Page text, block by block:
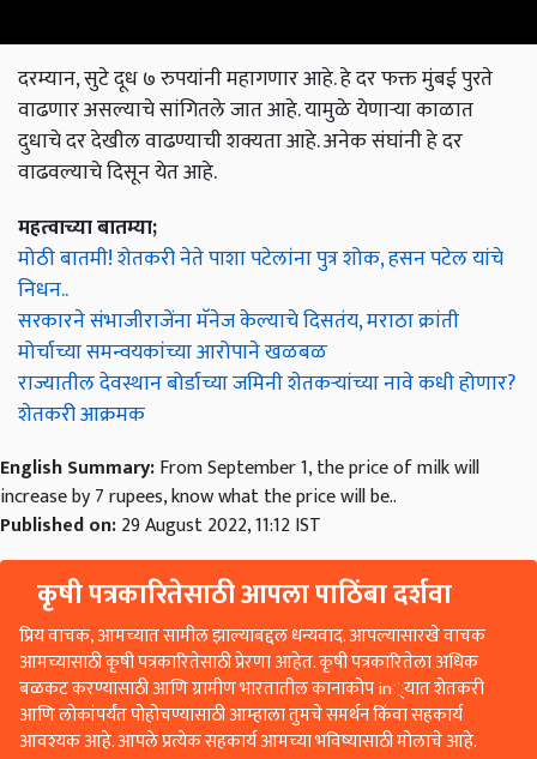
दरम्यान, सुटे दूध ७ रुपयांनी महागणार आहे. हे दर फक्त मुंबई पुरते
वाढणार असल्याचे सांगितले जात आहे. यामुळे येणाऱ्या काळात
दुधाचे दर देखील वाढण्याची शक्यता आहे. अनेक संघांनी हे दर
वाढवल्याचे दिसून येत आहे.
महत्वाच्या बातम्या;
मोठी बातमी! शेतकरी नेते पाशा पटेलांना पुत्र शोक, हसन पटेल यांचे
निधन..
सरकारने संभाजीराजेंना मॅनेज केल्याचे दिसतंय, मराठा क्रांती
मोर्चाच्या समन्वयकांच्या आरोपाने खळबळ
राज्यातील देवस्थान बोर्डाच्या जमिनी शेतकऱ्यांच्या नावे कधी होणार?
शेतकरी आक्रमक
English Summary:From September 1, the price of milk will
increase by 7 rupees, know what the price will be..
Published on:29 August 2022, 11:12 IST
कृषी पत्रकारितेसाठी आपला पाठिंबा दर्शवा
प्रिय वाचक, आमच्यात सामील झाल्याबद्दल धन्यवाद. आपल्यासारखे वाचक
आमच्यासाठी कृषी पत्रकारितेसाठी प्रेरणा आहेत. कृषी पत्रकारितेला अधिक
बळकट करण्यासाठी आणि ग्रामीण भारतातील कानाकोप in्यात शेतकरी
आणि लोकांपर्यंत पोहोचण्यासाठी आम्हाला तुमचे समर्थन किंवा सहकार्य
आवश्यक आहे. आपले प्रत्येक सहकार्य आमच्या भविष्यासाठी मोलाचे आहे.